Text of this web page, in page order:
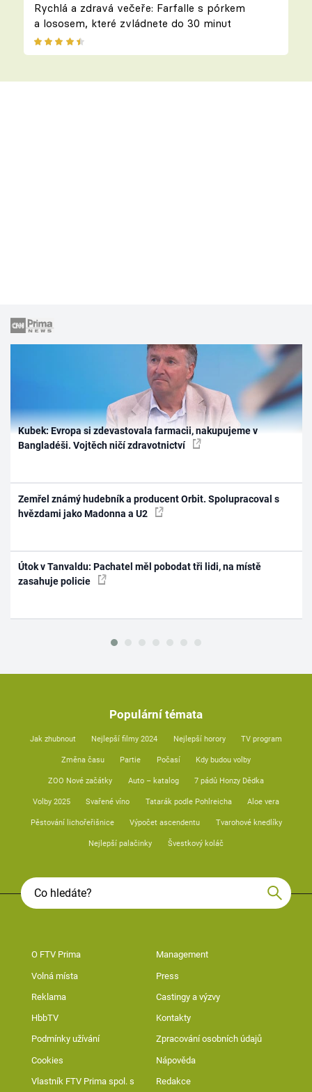
Rychlá a zdravá večeře: Farfalle s pórkem
a lososem, které zvládnete do 30 minut
Kubek: Evropa si zdevastovala farmacii, nakupujeme v
Bangladéši. Vojtěch ničí zdravotnictví
Zemřel známý hudebník a producent Orbit. Spolupracoval s
hvězdami jako Madonna a U2
Útok v Tanvaldu: Pachatel měl pobodat tři lidi, na místě
zasahuje policie
Populární témata
Jak zhubnout Nejlepší filmy 2024 Nejlepší horory TV program
Změna času Partie Počasí Kdy budou volby
ZOO Nové začátky Auto – katalog 7 pádů Honzy Dědka
Volby 2025 Svařené víno Tatarák podle Pohlreicha Aloe vera
Pěstování lichořeřišnice Výpočet ascendentu Tvarohové knedlíky
Nejlepší palačinky Švestkový koláč
O FTV Prima Management
Volná místa Press
Reklama Castingy a výzvy
HbbTV Kontakty
Podmínky užívání Zpracování osobních údajů
Cookies Nápověda
Vlastník FTV Prima spol. s
Redakce